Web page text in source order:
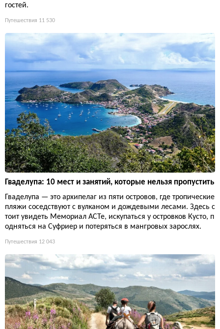
гостей.
Путешествия 11 530
Гваделупа: 10 мест и занятий, которые нельзя пропустить
Гваделупа — это архипелаг из пяти островов, где тропические
пляжи соседствуют с вулканом и дождевыми лесами. Здесь с
тоит увидеть Мемориал ACTe, искупаться у островков Кусто, п
одняться на Суфриер и потеряться в мангровых зарослях.
Путешествия 12 043